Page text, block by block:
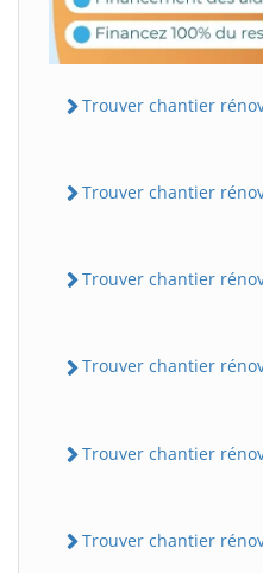
Trouver chantier
Trouver chantier
Trouver chantier
Trouver chantier
Trouver chantier
Trouver chantier